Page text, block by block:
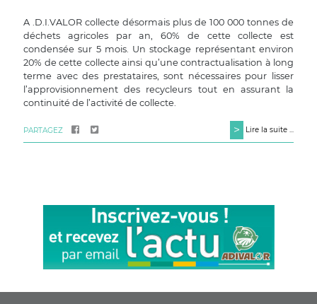
A .D.I.VALOR collecte désormais plus de 100 000 tonnes de
déchets agricoles par an, 60% de cette collecte est
condensée sur 5 mois. Un stockage représentant environ
20% de cette collecte ainsi qu’une contractualisation à long
terme avec des prestataires, sont nécessaires pour lisser
l’approvisionnement des recycleurs tout en assurant la
continuité de l’activité de collecte.
PARTAGEZ > Lire la suite ...